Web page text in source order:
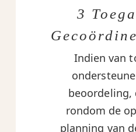
3
Indien van
rondom de
planning van